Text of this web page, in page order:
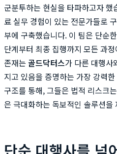
군분투하는 현실을 타파하고자 했
료 실무 경험이 있는 전문가들로
부에 구축했습니다. 이 팀은 단순
단계부터 최종 집행까지 모든 과
존재는 골드닥터스가 다른 대행사
지고 있음을 증명하는 가장 강력
구조를 통해, 그들은 법적 리스크
은 극대화하는 독보적인 솔루션